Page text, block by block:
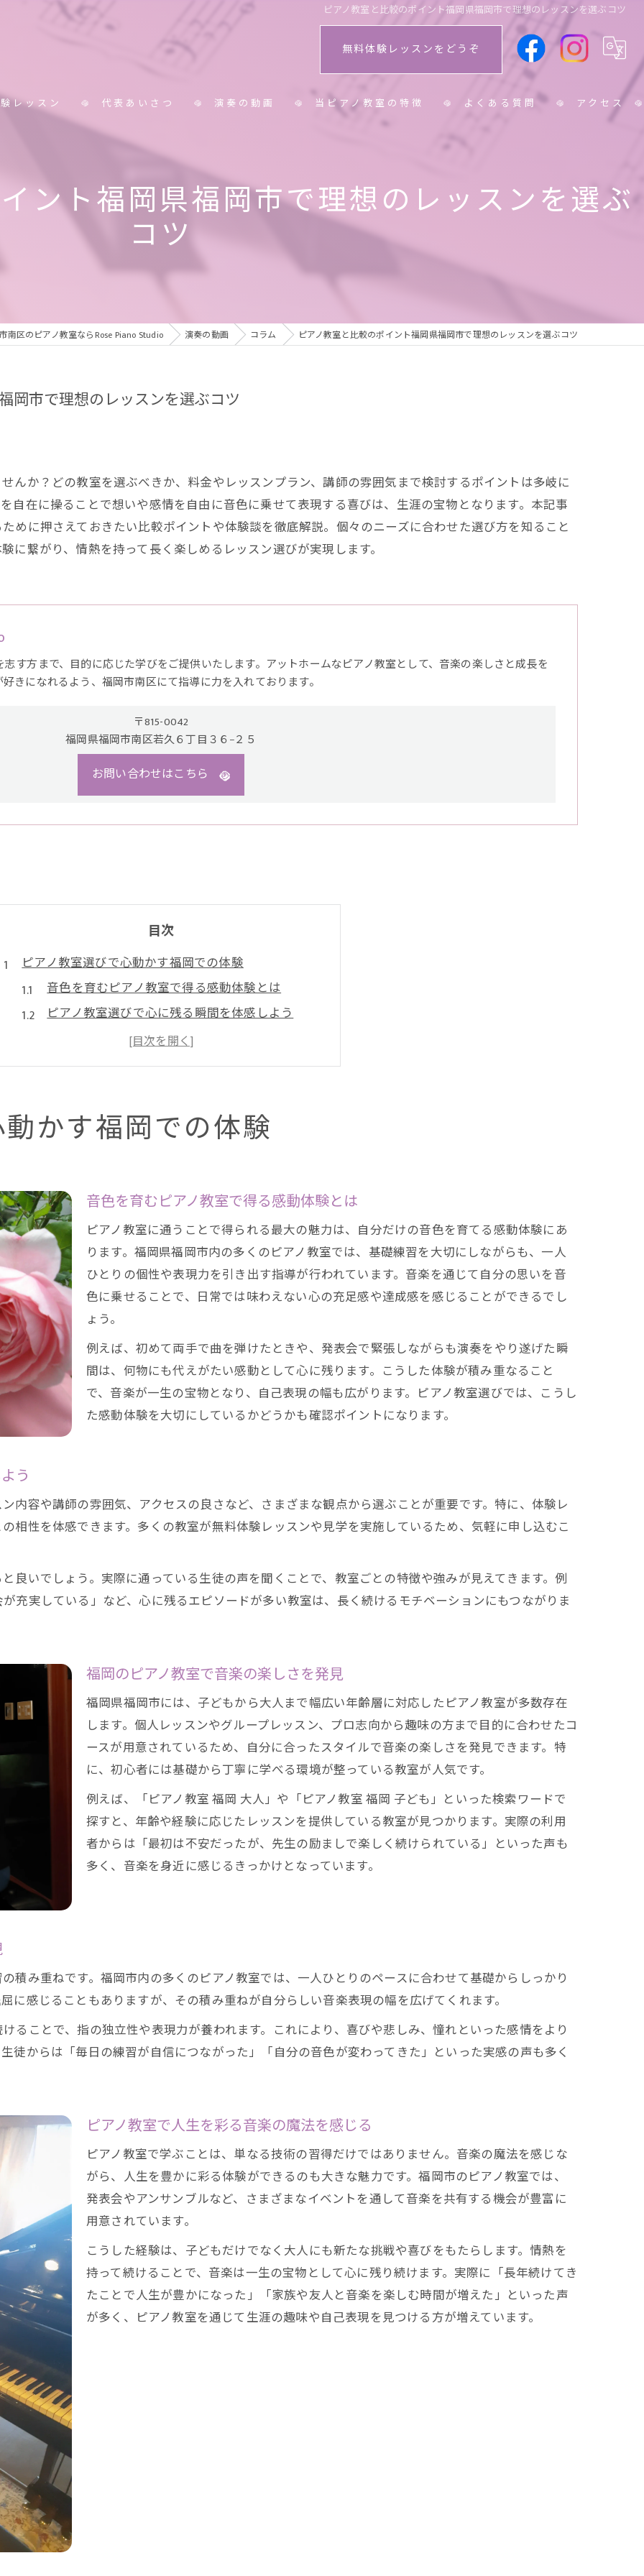
ピアノ教室と比較のポイント福岡県福岡市で理想のレッスンを選ぶコツ
無料体験レッスンをどうぞ
レッスン 代表あいさつ 演奏の動画 当ピアノ教室の特徴
中学生
大人
よくある質問 アクセス
ント福岡県福岡市で理想のレッスンを選ぶ
コツ
南区のピアノ教室ならRose Piano Studio 演奏の動画 コラム ピアノ教室と比較のポイント福岡県福岡市で理想のレッスンを選ぶコツ
岡市で理想のレッスンを選ぶコツ
んか？どの教室を選ぶべきか、料金やレッスンプラン、講師の雰囲気まで検討するポイントは多岐に
自在に操ることで想いや感情を自由に音色に乗せて表現する喜びは、生涯の宝物となります。本記事
めに押さえておきたい比較ポイントや体験談を徹底解説。個々のニーズに合わせた選び方を知ること
に繋がり、情熱を持って長く楽しめるレッスン選びが実現します。
す方まで、目的に応じた学びをご提供いたします。アットホームなピアノ教室として、音楽の楽しさと成長を
きになれるよう、福岡市南区にて指導に力を入れております。
〒815-0042
福岡県福岡市南区若久６丁目３６−２５
お問い合わせはこちら
目次
ピアノ教室選びで心動かす福岡での体験
音色を育むピアノ教室で得る感動体験とは
ピアノ教室選びで心に残る瞬間を体感しよう
福岡のピアノ教室で音楽の楽しさを発見
基礎練習から広がる自分らしい音楽表現
自分に合うピアノ教室を福岡市で比較しよう
ピアノ教室の比較で理想のレッスンを見極める
自分に合うピアノ教室を特徴から比較する
ピアノ教室選びで重視したい比較ポイント
口コミや料金から福岡市のピアノ教室を比べる
料金重視なら注目のピアノ教室比較ガイド
ピアノ教室の月謝相場とコスパを徹底比較
福岡市のピアノ教室料金体系を分かりやすく解説
安いピアノ教室を選ぶための比較ポイント
料金だけでなくレッスン内容も見逃さない方法
料金重視の方必見ピアノ教室選びの基準
福岡のピアノ教室における口コミ活用術
ピアノ教室選びで口コミを活用するポイント
口コミをもとにピアノ教室の評判を分析する
習い事選びで大切なピアノ教室の雰囲気とは
ピアノ教室の雰囲気で続けやすさは変わる
講師の人柄がピアノ教室の雰囲気を作る理由
ピアノ教室の雰囲気がやる気に与える影響
ピアノ教室の体験レッスンで分かること
体験レッスンでピアノ教室の指導法を実感
ピアノ教室の雰囲気や相性を体験で確かめる
体験レッスンで得られるピアノ教室の魅力
ピアノ教室選びは体験レッスンから始めよう
自分に合うピアノ教室を体験で見つける方法
かす福岡での体験
音色を育むピアノ教室で得る感動体験とは
ピアノ教室に通うことで得られる最大の魅力は、自分だけの音色を育てる感動体験にあ
ります。福岡県福岡市内の多くのピアノ教室では、基礎練習を大切にしながらも、一人
ひとりの個性や表現力を引き出す指導が行われています。音楽を通じて自分の思いを音
色に乗せることで、日常では味わえない心の充足感や達成感を感じることができるでし
ょう。
例えば、初めて両手で曲を弾けたときや、発表会で緊張しながらも演奏をやり遂げた瞬
間は、何物にも代えがたい感動として心に残ります。こうした体験が積み重なること
で、音楽が一生の宝物となり、自己表現の幅も広がります。ピアノ教室選びでは、こうし
た感動体験を大切にしているかどうかも確認ポイントになります。
う
内容や講師の雰囲気、アクセスの良さなど、さまざまな観点から選ぶことが重要です。特に、体験レ
相性を体感できます。多くの教室が無料体験レッスンや見学を実施しているため、気軽に申し込むこ
良いでしょう。実際に通っている生徒の声を聞くことで、教室ごとの特徴や強みが見えてきます。例
充実している」など、心に残るエピソードが多い教室は、長く続けるモチベーションにもつながりま
福岡のピアノ教室で音楽の楽しさを発見
福岡県福岡市には、子どもから大人まで幅広い年齢層に対応したピアノ教室が多数存在
します。個人レッスンやグループレッスン、プロ志向から趣味の方まで目的に合わせたコ
ースが用意されているため、自分に合ったスタイルで音楽の楽しさを発見できます。特
に、初心者には基礎から丁寧に学べる環境が整っている教室が人気です。
例えば、「ピアノ教室 福岡 大人」や「ピアノ教室 福岡 子ども」といった検索ワードで
探すと、年齢や経験に応じたレッスンを提供している教室が見つかります。実際の利用
者からは「最初は不安だったが、先生の励ましで楽しく続けられている」といった声も
多く、音楽を身近に感じるきっかけとなっています。
積み重ねです。福岡市内の多くのピアノ教室では、一人ひとりのペースに合わせて基礎からしっかり
に感じることもありますが、その積み重ねが自分らしい音楽表現の幅を広げてくれます。
ることで、指の独立性や表現力が養われます。これにより、喜びや悲しみ、憧れといった感情をより
徒からは「毎日の練習が自信につながった」「自分の音色が変わってきた」といった実感の声も多く
ピアノ教室で人生を彩る音楽の魔法を感じる
ピアノ教室で学ぶことは、単なる技術の習得だけではありません。音楽の魔法を感じな
がら、人生を豊かに彩る体験ができるのも大きな魅力です。福岡市のピアノ教室では、
発表会やアンサンブルなど、さまざまなイベントを通して音楽を共有する機会が豊富に
用意されています。
こうした経験は、子どもだけでなく大人にも新たな挑戦や喜びをもたらします。情熱を
持って続けることで、音楽は一生の宝物として心に残り続けます。実際に「長年続けてき
たことで人生が豊かになった」「家族や友人と音楽を楽しむ時間が増えた」といった声
が多く、ピアノ教室を通じて生涯の趣味や自己表現を見つける方が増えています。
お問い合わせはこちら
お問い合わせはこちら